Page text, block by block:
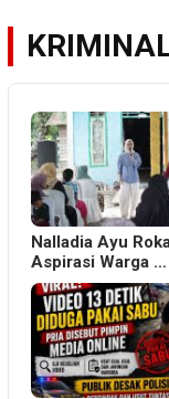
Nalladia Ayu
Aspirasi Warga …